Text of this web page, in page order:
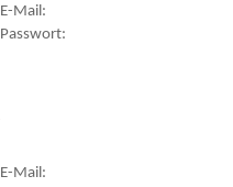
E-Mail:
Passwort:
E-Mail: